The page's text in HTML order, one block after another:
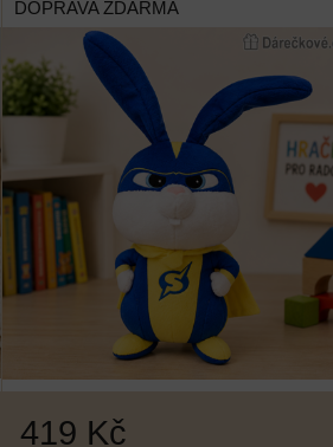
DOPRAVA ZDARMA
419 Kč